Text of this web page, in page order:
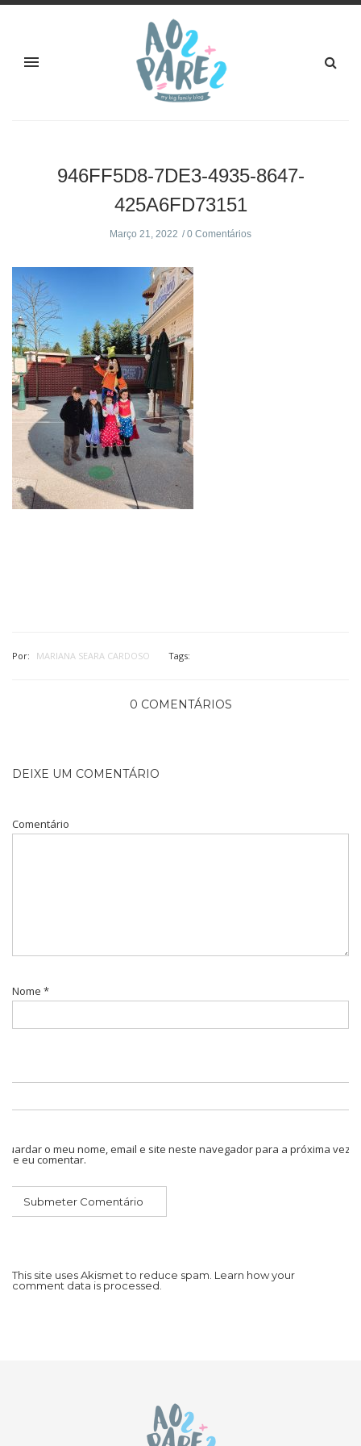
946FF5D8-7DE3-4935-8647-
425A6FD73151
Março 21, 2022 0 Comentários
Por: MARIANA SEARA CARDOSO Tags:
0 COMENTÁRIOS
DEIXE UM COMENTÁRIO
Comentário
Nome *
Guardar o meu nome, email e site neste navegador para a próxima vez
que eu comentar.
This site uses Akismet to reduce spam. Learn how your
comment data is processed.